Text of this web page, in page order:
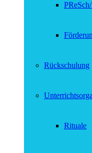
Rückschulung
Rituale